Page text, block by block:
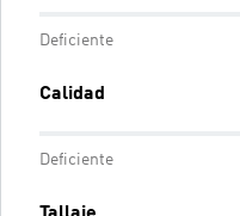
Deficiente
Calidad
Deficiente